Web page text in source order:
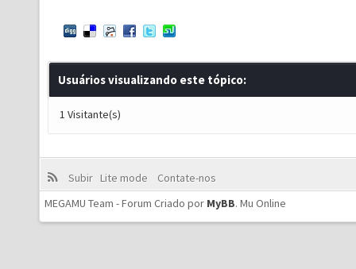
Usuários visualizando este tópico:
1 Visitante(s)
Subir Lite mode
Contate-nos
MEGAMU Team - Forum Criado por MyBB. Mu Online